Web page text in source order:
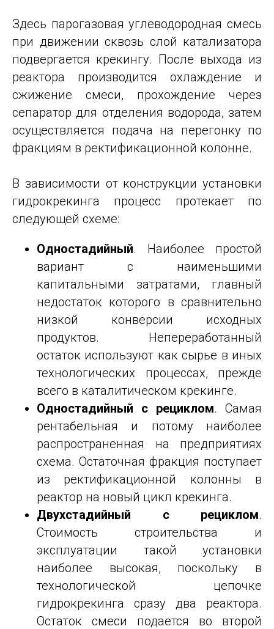
Здесь парогазовая углеводородная смесь
при движении сквозь слой катализатора
подвергается крекингу. После выхода из
реактора производится охлаждение и
сжижение смеси, прохождение через
сепаратор для отделения водорода, затем
осуществляется подача на перегонку по
фракциям в ректификационной колонне.
В зависимости от конструкции установки
гидрокрекинга процесс протекает по
следующей схеме:
Одностадийный. Наиболее простой
вариант с наименьшими
капитальными затратами, главный
недостаток которого в сравнительно
низкой конверсии исходных
продуктов. Непереработанный
остаток используют как сырье в иных
технологических процессах, прежде
всего в каталитическом крекинге.
Одностадийный с рециклом. Самая
рентабельная и потому наиболее
распространенная на предприятиях
схема. Остаточная фракция поступает
из ректификационной колонны в
реактор на новый цикл крекинга.
Двухстадийный с рециклом.
Стоимость строительства и
эксплуатации такой установки
наиболее высокая, поскольку в
технологической цепочке
гидрокрекинга сразу два реактора.
Остаток смеси подается во второй